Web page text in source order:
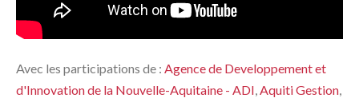
Avec les participations de : Agence de Developpement et
d'Innovation de la Nouvelle-Aquitaine - ADI,Aquiti Gestion,